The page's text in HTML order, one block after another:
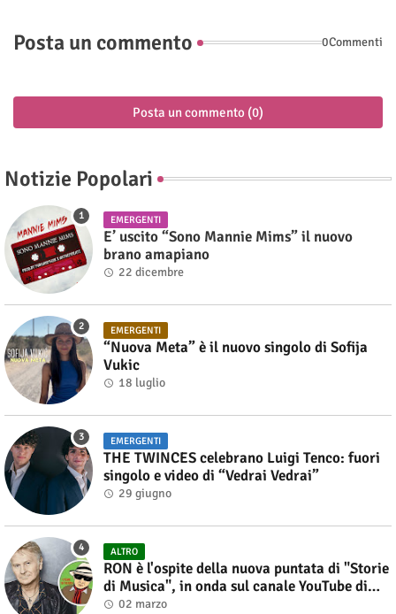
Posta un commento 0Commenti
Posta un commento (0)
Notizie Popolari
EMERGENTI
E’ uscito “Sono Mannie Mims” il nuovo
brano amapiano
22 dicembre
EMERGENTI
“Nuova Meta” è il nuovo singolo di Sofija
Vukic
18 luglio
EMERGENTI
THE TWINCES celebrano Luigi Tenco: fuori
singolo e video di “Vedrai Vedrai”
29 giugno
ALTRO
RON è l'ospite della nuova puntata di "Storie
di Musica", in onda sul canale YouTube di
Alberto Salerno
02 marzo